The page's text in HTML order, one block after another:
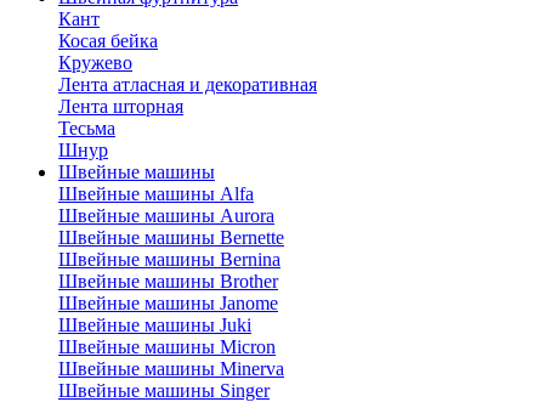
Кант
Косая бейка
Кружево
Лента aтласная и декоративная
Лента шторная
Тесьма
Шнур
Швейные машины
Швейные машины Alfa
Швейные машины Aurora
Швейные машины Bernette
Швейные машины Bernina
Швейные машины Brother
Швейные машины Janome
Швейные машины Juki
Швейные машины Micron
Швейные машины Minerva
Швейные машины Singer